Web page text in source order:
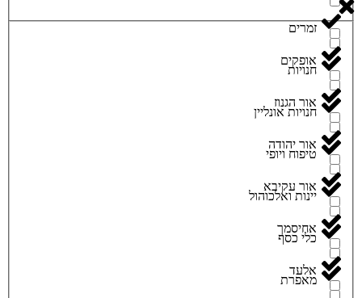
זמרים
חנויות
חנויות אונליין
טיפוח ויופי
יינות ואלכוהול
כלי כסף
מאפרת
אופקים
אור הגנוז
אור יהודה
אור עקיבא
אחיסמך
אלעד